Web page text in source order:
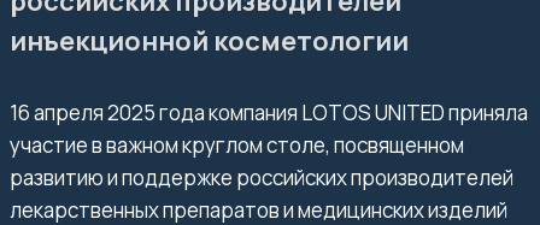
инъекционной косметологии
16 апреля 2025 годакомпания LOTOS UNITED приняла
участие в важном круглом столе, посвященном
развитию и поддержке российских производителей
лекарственных препаратов и медицинских изделий